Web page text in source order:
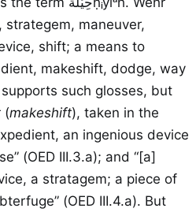
strategem, maneuver,
shift; a means to
makeshift, dodge, way
supports such glosses, but
(makeshift), taken in the
an ingenious device
(OED III.3.a); and “[a]
a stratagem; a piece of
(OED III.4.a). But